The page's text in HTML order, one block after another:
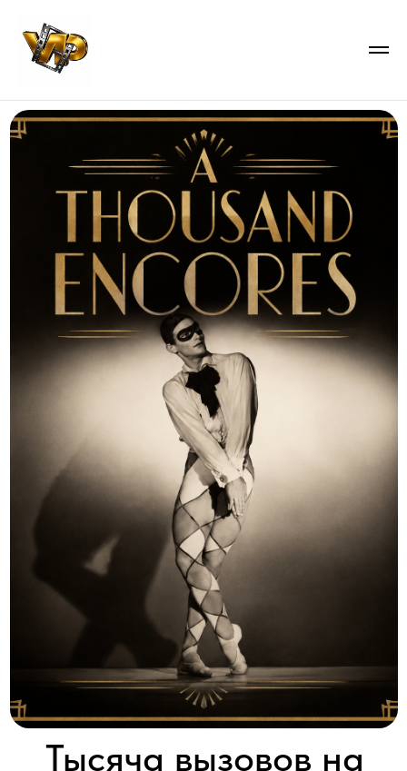
Тысяча вызовов на
бис: русский балет
2009 │ Австралия │ SD │ 1 серия x 60'
Смотреть
Невероятное смешение хореографии, музыки и дизайна,